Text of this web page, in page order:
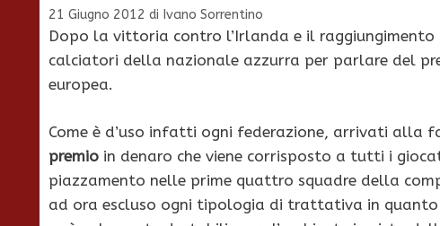
21 Giugno 2012 di Ivano Sorrentino
Dopo la vittoria contro l’Irlanda e il
calciatori della nazionale azzurra per parlare del
europea.
Come è d’uso infatti ogni federazione, arrivati alla
premio in denaro che viene corrisposto a tutti i
piazzamento nelle prime quattro squadre della
ad ora escluso ogni tipologia di trattativa in